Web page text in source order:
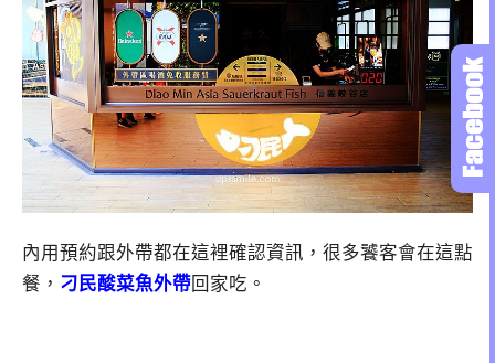
內用預約跟外帶都在這裡確認資訊，很多饕客會在這點
餐， 刁民酸菜魚外帶回家吃。